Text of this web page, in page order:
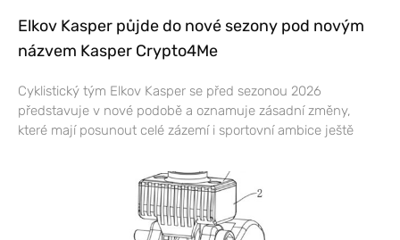
Elkov Kasper půjde do nové sezony pod novým
názvem Kasper Crypto4Me
Cyklistický tým Elkov Kasper se před sezonou 2026
představuje v nové podobě a oznamuje zásadní změny,
které mají posunout celé zázemí i sportovní ambice ještě